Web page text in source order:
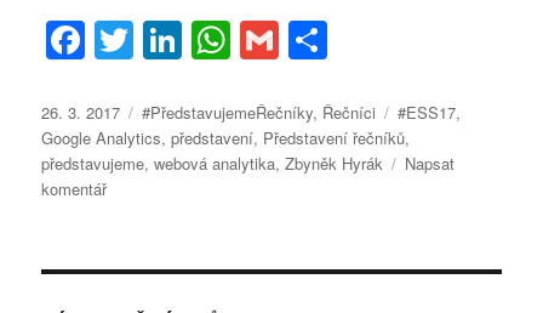
F
c
e
b
o
T
it
te
Li
k
e
n
W
at
s
p
G
ai
l
a
re
Publikováno:
26. 3. 2017 Rubriky:
#PředstavujemeŘečníky, Řečníci Štítky:
#ESS17,
Google Analytics,představení, Představení řečníků,
představujeme,webová analytika,Zbyněk Hyrák
Napsat
komentářpro
názvem